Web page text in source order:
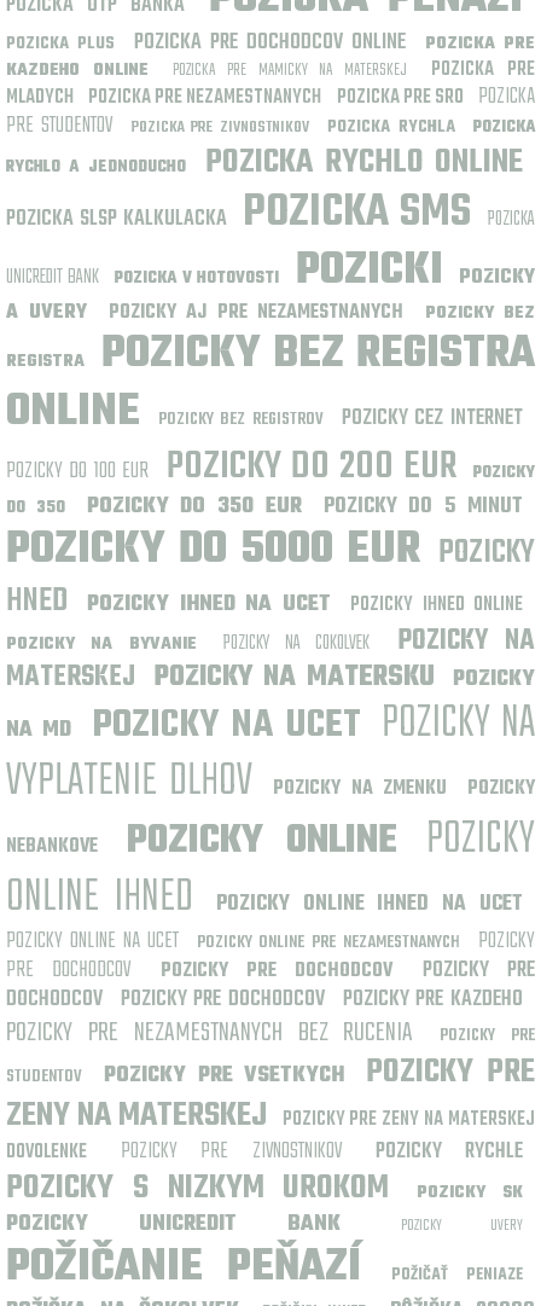
POZICKA PLUS POZICKA PRE DOCHODCOV ONLINE
POZICKA PRE
KAZDEHO ONLINE
POZICKA PRE MAMICKY NA MATERSKEJ
POZICKA PRE
MLADYCH POZICKA PRE NEZAMESTNANYCH POZICKA PRE SRO POZICKA
PRE STUDENTOV
POZICKA PRE ZIVNOSTNIKOV POZICKA RYCHLA
POZICKA
RYCHLO A JEDNODUCHO
POZICKA RYCHLO ONLINE
POZICKA SLSP KALKULACKA POZICKA SMS POZICKA
UNICREDIT BANK
POZICKA V HOTOVOSTI POZICKI
POZICKY
A UVERY
POZICKY AJ PRE NEZAMESTNANYCH
POZICKY BEZ
REGISTRA
POZICKY BEZ REGISTRA
ONLINE
POZICKY BEZ REGISTROV
POZICKY CEZ INTERNET
POZICKY DO 100 EUR POZICKY DO 200 EUR
POZICKY
DO 350
POZICKY DO 350 EUR POZICKY DO 5 MINUT
POZICKY DO 5000 EUR POZICKY
HNED
POZICKY IHNED NA UCET POZICKY IHNED ONLINE
POZICKY NA BYVANIE POZICKY NA COKOLVEK
POZICKY NA
MATERSKEJ POZICKY NA MATERSKU POZICKY
NA MD
POZICKY NA UCET POZICKY NA
VYPLATENIE DLHOV
POZICKY NA ZMENKU
POZICKY
NEBANKOVE
POZICKY ONLINE POZICKY
ONLINE IHNED
POZICKY ONLINE IHNED NA UCET
POZICKY ONLINE NA UCET
POZICKY ONLINE PRE NEZAMESTNANYCH
POZICKY
PRE DOCHODCOV
POZICKY PRE DOCHODCOV
POZICKY PRE
DOCHODCOV POZICKY PRE DOCHODCOV POZICKY PRE KAZDEHO
POZICKY PRE NEZAMESTNANYCH BEZ RUCENIA
POZICKY PRE
STUDENTOV
POZICKY PRE VSETKYCH
POZICKY PRE
ZENY NA MATERSKEJ POZICKY PRE ZENY NA MATERSKEJ
DOVOLENKE
POZICKY PRE ZIVNOSTNIKOV POZICKY RYCHLE
POZICKY S NIZKYM UROKOM POZICKY SK
POZICKY UNICREDIT BANK POZICKY UVERY
POŽIČANIE PEŇAZÍ POŽIČAŤ PENIAZE